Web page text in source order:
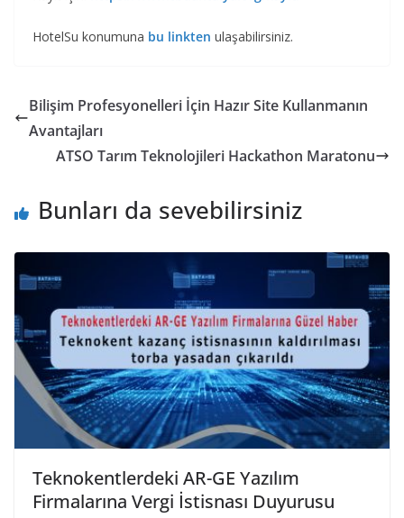
HotelSu konumuna bu linkten ulaşabilirsiniz.
Bilişim Profesyonelleri İçin Hazır Site Kullanmanın
Avantajları
ATSO Tarım Teknolojileri Hackathon Maratonu
Bunları da sevebilirsiniz
Teknokentlerdeki AR-GE Yazılım
Firmalarına Vergi İstisnası Duyurusu